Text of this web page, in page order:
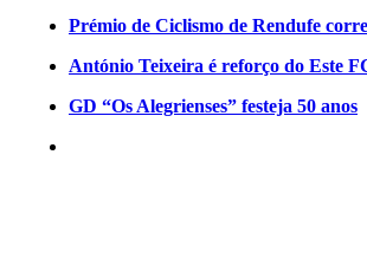
Prémio de Ciclismo de Rendufe
António Teixeira é reforço do Este
GD “Os Alegrienses” festeja 50 anos